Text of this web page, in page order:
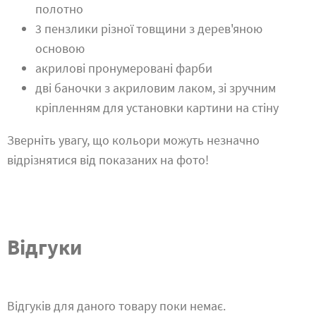
полотно
3 пензлики різної товщини з дерев'яною
основою
акрилові пронумеровані фарби
дві баночки з акриловим лаком, зі зручним
кріпленням для установки картини на стіну
Зверніть увагу, що кольори можуть незначно
відрізнятися від показаних на фото!
Відгуки
Відгуків для даного товару поки немає.